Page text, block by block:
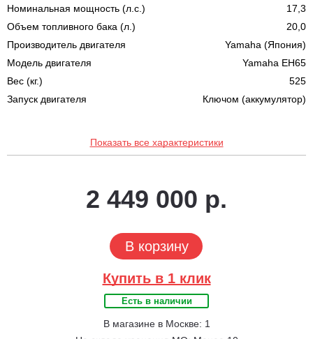
Номинальная мощность (л.с.)
17,3
Объем топливного бака (л.)
20,0
Производитель двигателя
Yamaha (Япония)
Модель двигателя
Yamaha EH65
Вес (кг.)
525
Запуск двигателя
Ключом (аккумулятор)
Показать все характеристики
2 449 000 р.
В корзину
Купить в 1 клик
Есть в наличии
В магазине в Москве: 1